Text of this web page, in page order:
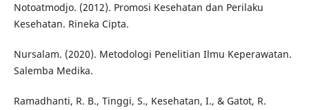
Notoatmodjo. (2012). Promosi Kesehatan dan Perilaku
Kesehatan. Rineka Cipta.
Nursalam. (2020). Metodologi Penelitian Ilmu Keperawatan.
Salemba Medika.
Ramadhanti, R. B., Tinggi, S., Kesehatan, I., & Gatot, R.